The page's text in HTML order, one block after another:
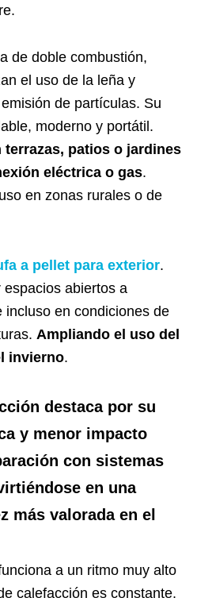
de doble combustión,
el uso de la leña y
de partículas. Su
moderno y portátil.
patios o jardines
eléctrica o gas.
en zonas rurales o de
a pellet para exterior.
abiertos a
incluso en condiciones de
Ampliando el uso del
invierno.
destaca por su
y menor impacto
con sistemas
en una
más valorada en el
a un ritmo muy alto
calefacción es constante.